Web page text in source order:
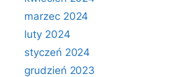
marzec 2024
luty 2024
styczeń 2024
grudzień 2023